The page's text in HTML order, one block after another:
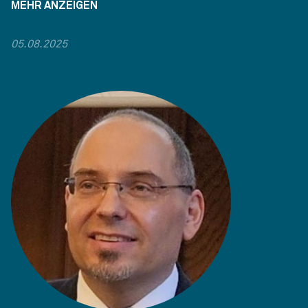
MEHR ANZEIGEN
05.08.2025